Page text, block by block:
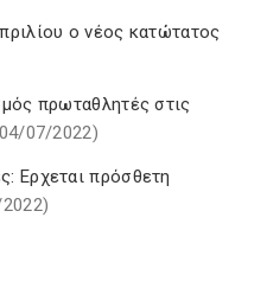
ο νέος κατώτατος
πρωταθλητές στις
07/2022)
Ερχεται πρόσθετη